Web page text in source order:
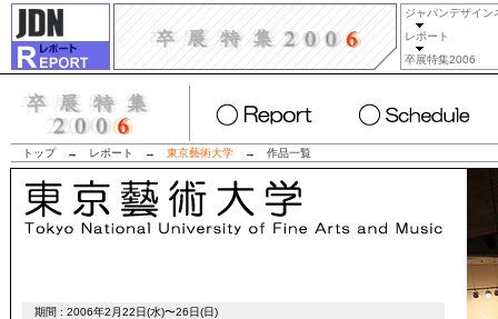
ジャパンデザイン
レポート
卒展特集2006
トップ→ レポート → 東京藝術大学 → 作品一覧
期間 : 2006年2月22日(水)〜26日(日)